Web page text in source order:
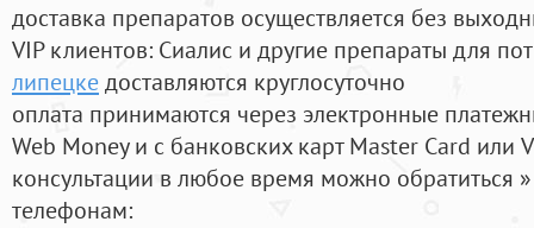
доставка препаратов осуществляется без
VIP клиентов: Сиалис и другие препараты для
липецкедоставляются круглосуточно
оплата принимаются через электронные
Web Money и с банковских карт Master Card или
консультации в любое время можно обратиться
телефонам: